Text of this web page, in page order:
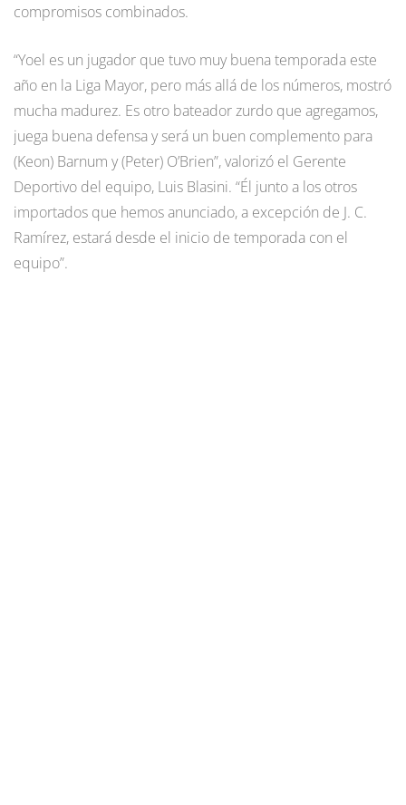
compromisos combinados.
“Yoel es un jugador que tuvo muy buena temporada este
año en la Liga Mayor, pero más allá de los números, mostró
mucha madurez. Es otro bateador zurdo que agregamos,
juega buena defensa y será un buen complemento para
(Keon) Barnum y (Peter) O’Brien”, valorizó el Gerente
Deportivo del equipo, Luis Blasini. “Él junto a los otros
importados que hemos anunciado, a excepción de J. C.
Ramírez, estará desde el inicio de temporada con el
equipo”.